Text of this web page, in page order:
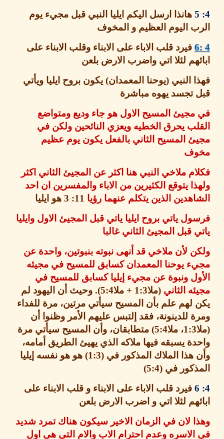
هانذا ارسل اليكم ايليا النبي قبل مجيء يوم
اليوم العظيم و المخوف
فيرد قلب الاباء على الابناء وقلب الابناء على
لئلا اتي واضرب الارض بلعن
النبي
يوحنا المعمدان)يكون بروح ايليا ويأتي
تجسد يهوه مباشرة
المسيح الاول هو جاء وديع ومتواضع
يحرق الخطيه ويعزي النائحين ولكن في
المسيح الثاني بالفعل يكون يوم عظيم
ملاخي النبي هنا اكثر عن المجيئ الثاني اكثر
يتوقع الكثيرين من الاباء والمفسرين ان احد
الذين يتكلم عنهما رؤيا11: 3
هو ايليا
ياتي بروح ايليا ياتي قبل المجيئ الاول وايليا
قبل المجيئ الثاني غالبا
لأن ملاخي قد أنهى نبوته بنبوتين، واحدة عن
يوحنا المعمدان كسابق للمسيح في مجيئه
ونبوة عن مجيء إيليا كسابق للمسيح في
الثاني ملا1:3 + ملا5:4).
وحيث أن اليهود لم
لهم علم بأن المسيح سيأتي مرتين، مرة للفداء
للدينونة، فقد إلتبس عليهم الأمر وظنوا أن
، ملا5:4) متطابقان، وأن المسيح سيأتي مرة
يسبقه فيها ملاكه الذي يهيئ الطريق أمامه،
هذا الملاك المذكور في(1:3)
هو هو نفسه إيليا
في(5:4)
فيرد قلب الاباء على الابناء و قلب الابناء على
لئلا اتي و اضرب الارض بلعن
لان في الزمان الاخير سيكون هناك تمرد شديد
وعدم احترام الاب والام التي هي اول